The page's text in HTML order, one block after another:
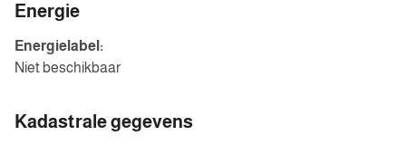
Energie
Energielabel:
Niet beschikbaar
Kadastrale gegevens